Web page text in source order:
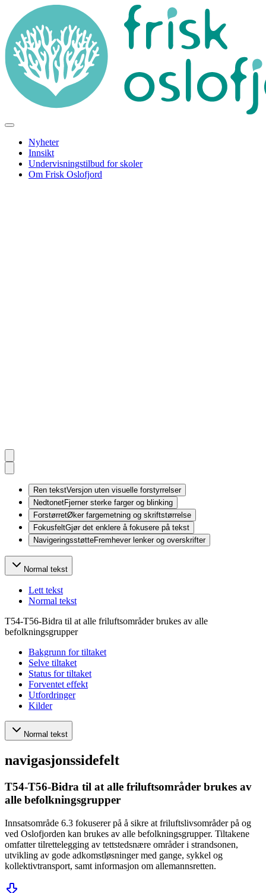
Nyheter
Innsikt
Undervisningstilbud for skoler
Om Frisk Oslofjord
Ren tekstVersjon uten visuelle forstyrrelser
NedtonetFjerner sterke farger og blinking
ForstørretØker fargemetning og skriftstørrelse
FokusfeltGjør det enklere å fokusere på tekst
NavigeringsstøtteFremhever lenker og overskrifter
Normal tekst
Lett tekst
Normal tekst
T54-T56-Bidra til at alle friluftsområder brukes av alle
befolkningsgrupper
Bakgrunn for tiltaket
Selve tiltaket
Status for tiltaket
Forventet effekt
Utfordringer
Kilder
Normal tekst
navigasjonssidefelt
T54-T56-Bidra til at alle friluftsområder brukes av
alle befolkningsgrupper
Innsatsområde 6.3 fokuserer på å sikre at friluftslivsområder på og
ved Oslofjorden kan brukes av alle befolkningsgrupper. Tiltakene
omfatter tilrettelegging av tettstedsnære områder i strandsonen,
utvikling av gode adkomstløsninger med gange, sykkel og
kollektivtransport, samt informasjon om allemannsretten.